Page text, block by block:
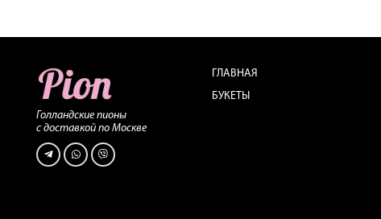
Голландские пионы
с доставкой по Москве
ГЛАВНАЯ
БУКЕТЫ